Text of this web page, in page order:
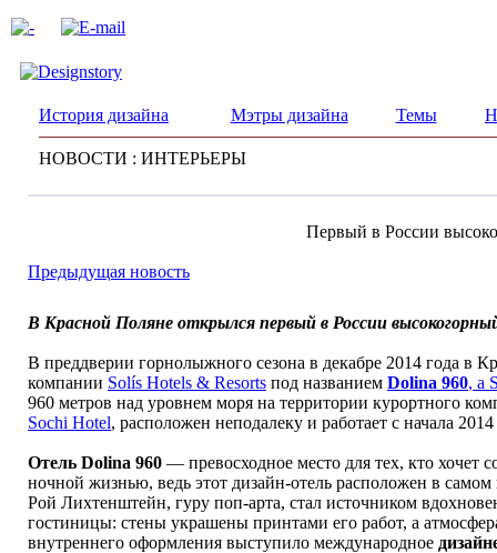
История дизайна Мэтры дизайна Темы
НОВОСТИ : ИНТЕРЬЕРЫ
Первый в России
Предыдущая новость
В Красной Поляне открылся первый в России
В преддверии горнолыжного сезона в декабре 2014 года в
компании Solís Hotels & Resorts под названием Dolina 960, a
960 метров над уровнем моря на территории курортного
Sochi Hotel, расположен неподалеку и работает с начала 2014
Отель Dolina 960 — превосходное место для тех, кто хочет
ночной жизнью, ведь этот дизайн-отель расположен в
Рой Лихтенштейн, гуру поп-арта, стал источником
гостиницы: стены украшены принтами его работ, а
внутреннего оформления выступило международное